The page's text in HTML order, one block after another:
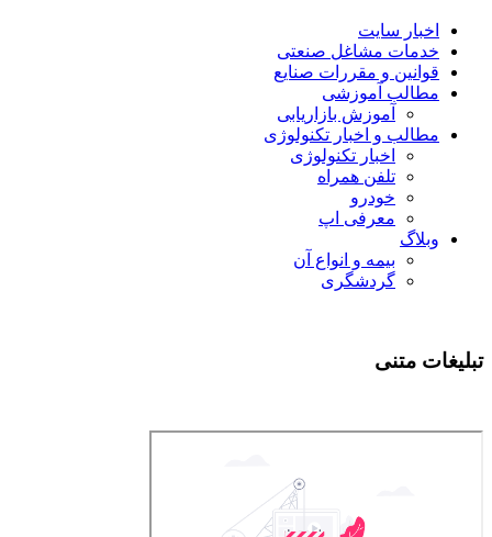
اخبار سایت
خدمات مشاغل صنعتی
قوانین و مقررات صنایع
مطالب آموزشی
آموزش بازاریابی
مطالب و اخبار تکنولوژی
اخبار تکنولوژی
تلفن همراه
خودرو
معرفی اپ
وبلاگ
بیمه و انواع آن
گردشگری
تبلیغات متنی